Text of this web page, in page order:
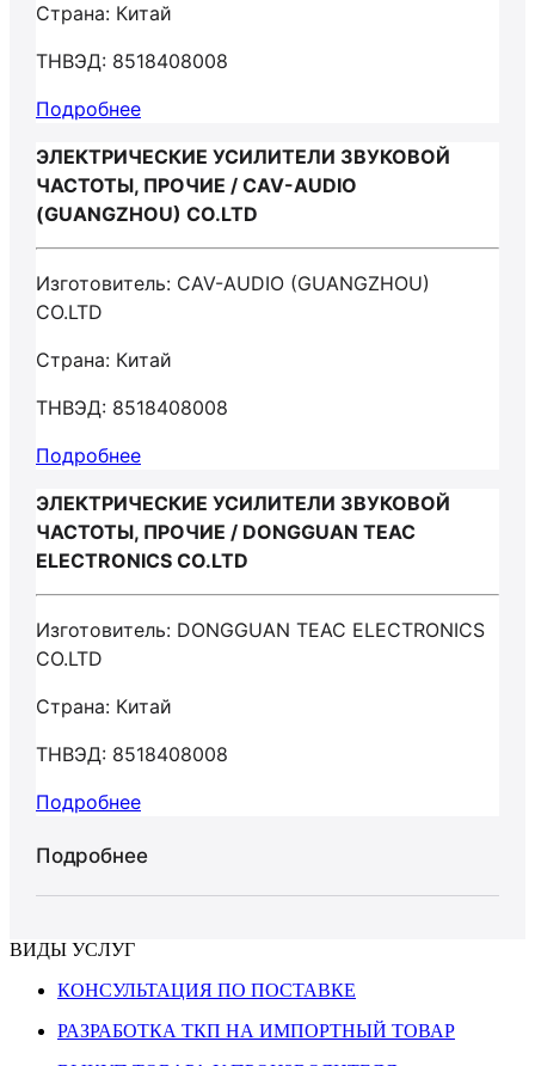
Страна: Китай
ТНВЭД: 8518408008
Подробнее
ЭЛЕКТРИЧЕСКИЕ УСИЛИТЕЛИ ЗВУКОВОЙ
ЧАСТОТЫ, ПРОЧИЕ / CAV-AUDIO
(GUANGZHOU) CO.LTD
Изготовитель: CAV-AUDIO (GUANGZHOU)
CO.LTD
Страна: Китай
ТНВЭД: 8518408008
Подробнее
ЭЛЕКТРИЧЕСКИЕ УСИЛИТЕЛИ ЗВУКОВОЙ
ЧАСТОТЫ, ПРОЧИЕ / DONGGUAN TEAC
ELECTRONICS CO.LTD
Изготовитель: DONGGUAN TEAC ELECTRONICS
CO.LTD
Страна: Китай
ТНВЭД: 8518408008
Подробнее
Подробнее
ВИДЫ УСЛУГ
КОНСУЛЬТАЦИЯ ПО ПОСТАВКЕ
РАЗРАБОТКА ТКП НА ИМПОРТНЫЙ ТОВАР